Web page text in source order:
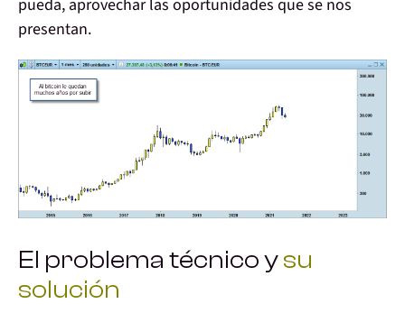
pueda, aprovechar las oportunidades que se nos
presentan.
El problema técnico ysu
solución